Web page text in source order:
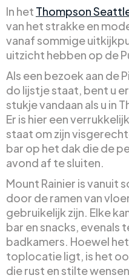
In het Thompson
van het strakke en
vanaf sommige
uitzicht hebben op de
Als een bezoek aan de
do lijstje staat, bent u
stukje vandaan als u in
Er is hier een
staat om zijn
bar op het dak die de
avond af te sluiten.
Mount Rainier is vanuit
door de ramen van
gebruikelijk zijn. Elke
bar en snacks, evenals
badkamers. Hoewel
toplocatie ligt, is het
die rust en stilte